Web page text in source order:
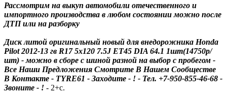
Рассмотрим на выкуп автомобили отечественного и
импортного производства в любом состоянии можно после
ДТП или на разборку
Диск литой оригинальный новый для внедорожника Honda
Pilot 2012-13 гв R17 5x120 7.5J ET45 DIA 64.1 1шт(14750р/
шт) - можно в сборе с шиной разной на выбор с пробегом -
Все Наши Предложения Смотрите В Нашем Сообществе
В Контакте - TYRE61 - Заходите - ! - Тел. +7-950-855-46-68 -
Звоните - ! - 2+с.